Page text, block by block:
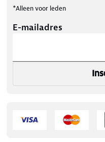
*Alleen voor leden
E-mailadres